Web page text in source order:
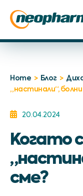
content
Home > Блог >
„настинали“,
20.04.2024
Когато
сме?